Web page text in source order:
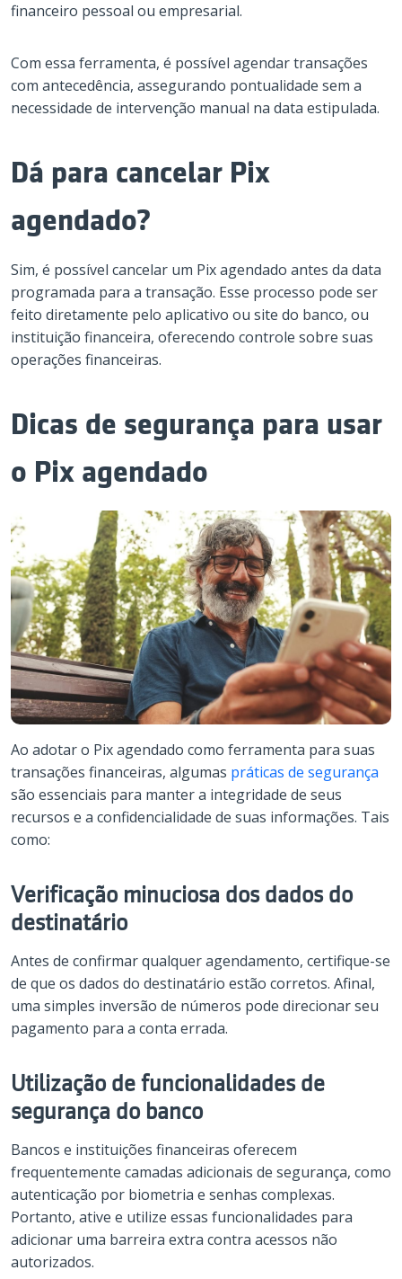
financeiro pessoal ou empresarial.
Com essa ferramenta, é possível agendar transações
com antecedência, assegurando pontualidade sem a
necessidade de intervenção manual na data estipulada.
Dá para cancelar Pix
agendado?
Sim, é possível cancelar um Pix agendado antes da data
programada para a transação. Esse processo pode ser
feito diretamente pelo aplicativo ou site do banco, ou
instituição financeira, oferecendo controle sobre suas
operações financeiras.
Dicas de segurança para usar
o Pix agendado
Ao adotar o Pix agendado como ferramenta para suas
transações financeiras, algumas práticas de segurança
são essenciais para manter a integridade de seus
recursos e a confidencialidade de suas informações. Tais
como:
Verificação minuciosa dos dados do
destinatário
Antes de confirmar qualquer agendamento, certifique-se
de que os dados do destinatário estão corretos. Afinal,
uma simples inversão de números pode direcionar seu
pagamento para a conta errada.
Utilização de funcionalidades de
segurança do banco
Bancos e instituições financeiras oferecem
frequentemente camadas adicionais de segurança, como
autenticação por biometria e senhas complexas.
Portanto, ative e utilize essas funcionalidades para
adicionar uma barreira extra contra acessos não
autorizados.